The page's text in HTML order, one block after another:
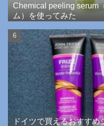
Chemical peeling serum
ム）を使ってみた
ドイツで買えるおすすめ